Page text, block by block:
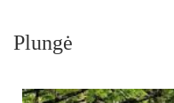
Plungė